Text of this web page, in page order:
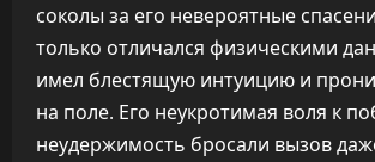
соколы за его невероятные
только отличался физическими
имел блестящую интуицию и
на поле. Его неукротимая воля к
неудержимость бросали вызов